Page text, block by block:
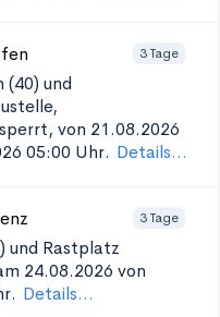
3 Tage
(40) und
von 21.08.2026
05:00 Uhr. Details...
3 Tage
und Rastplatz
24.08.2026 von
Details...